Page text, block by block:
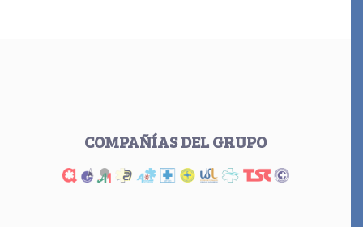
COMPAÑÍAS DEL GRUPO